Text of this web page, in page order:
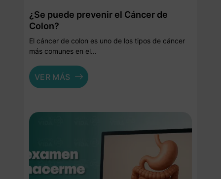
¿Se puede prevenir el Cáncer de
Colon?
El cáncer de colon es uno de los tipos de cáncer
más comunes en el...
VER MÁS